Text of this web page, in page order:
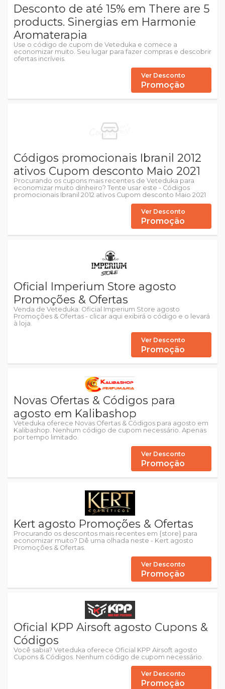
Desconto de até 15% em There are 5
products. Sinergias em Harmonie
Aromaterapia
Use o código de cupom de Veteduka e comece a
economizar muito. Seu lugar para fazer compras e descobrir
ofertas incríveis.
Ver Desconto
Promoção
Códigos promocionais Ibranil 2012
ativos Cupom desconto Maio 2021
Procurando os cupons mais recentes de Veteduka para
economizar muito dinheiro? Tente usar este - Códigos
promocionais Ibranil 2012 ativos Cupom desconto Maio 2021
Ver Desconto
Promoção
Oficial Imperium Store agosto
Promoções & Ofertas
Venda de Veteduka: Oficial Imperium Store agosto
Promoções & Ofertas - clicar aqui exibirá o código e o levará
à loja.
Ver Desconto
Promoção
Novas Ofertas & Códigos para
agosto em Kalibashop
Veteduka oferece Novas Ofertas & Códigos para agosto em
Kalibashop. Nenhum código de cupom necessário. Apenas
por tempo limitado.
Ver Desconto
Promoção
Kert agosto Promoções & Ofertas
Procurando os descontos mais recentes em {store} para
economizar muito? Dê uma olhada neste - Kert agosto
Promoções & Ofertas.
Ver Desconto
Promoção
Oficial KPP Airsoft agosto Cupons &
Códigos
Você sabia? Veteduka oferece Oficial KPP Airsoft agosto
Cupons & Códigos. Nenhum código de cupom necessário.
Ver Desconto
Promoção